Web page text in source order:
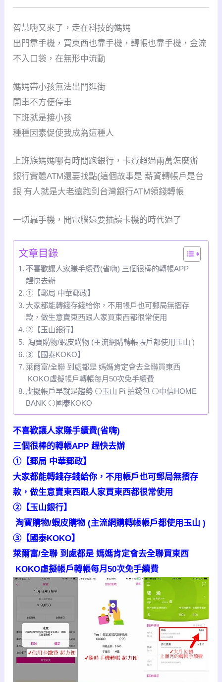
智慧嗨又來了，走在科技的媽媽
出門靠手機，買東西也靠手機，轉帳也靠手機，金流
不入口袋，在無形中流動
媽媽帶小孩無法出門逛街
開車不方便停車
下班就是接小孩
種種因素促使我成為這種人
上班族媽媽哪有時間跑銀行，卡費超過兩萬怎麼辦
銀行實體ATM還要找點(這個故事是 薪資轉帳戶是台
銀 有人就是大老遠跑到台灣銀行ATM領錢轉帳
一切靠手機，開電腦還要插讀卡機的時代過了
文章目錄
不喜歡讓人家賺手續費(省嗨) 三個很棒的轉帳APP
趕快去辦
①【郵局 中華郵政】
大家都能轉錢存錢給你，不用帳戶也可郵局無摺存
款，做生意賣東西跟人家買東西都很常使用
②【玉山銀行】
淘寶購物/蝦皮購物 (主流網購轉帳帳戶都使用玉山 )
③【國泰KOKO】
萊爾富/全聯 到處都是 媽媽肯定會去全聯買東西
KOKO虛擬帳戶轉帳每月50次免手續費
虛擬帳戶早就是趨勢 ⚪玉山 Pi 拍錢包 ⚪中信HOME
BANK ⚪國泰KOKO
不喜歡讓人家賺手續費(省嗨)
三個很棒的轉帳APP 趕快去辦
①【郵局 中華郵政】
大家都能轉錢存錢給你，不用帳戶也可郵局無摺存
款，做生意賣東西跟人家買東西都很常使用
② 【玉山銀行】
淘寶購物/蝦皮購物 (主流網購轉帳帳戶都使用玉山 )
③ 【國泰KOKO】
萊爾富/全聯 到處都是 媽媽肯定會去全聯買東西
KOKO虛擬帳戶轉帳每月50次免手續費